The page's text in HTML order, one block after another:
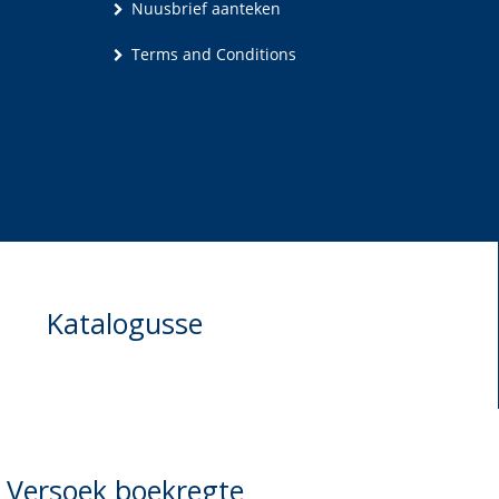
Nuusbrief aanteken
Terms and Conditions
Katalogusse
Versoek boekregte